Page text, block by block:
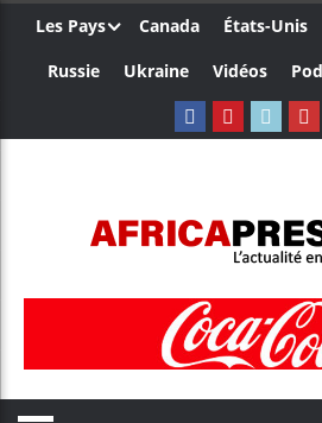
Les Pays Canada États-Unis
Russie
Ukraine Vidéos